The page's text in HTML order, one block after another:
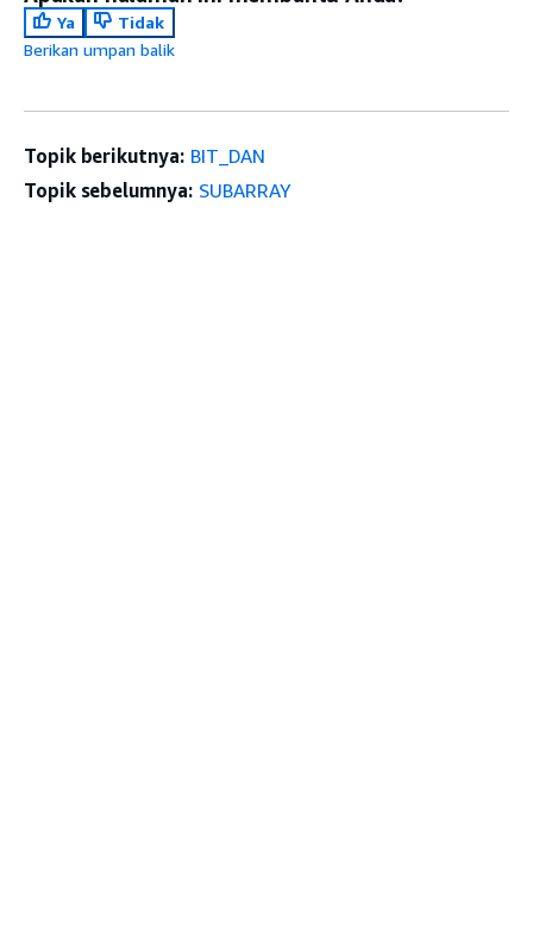
Ya
Tidak
Berikan umpan balik
Topik berikutnya: BIT_DAN
Topik sebelumnya: SUBARRAY